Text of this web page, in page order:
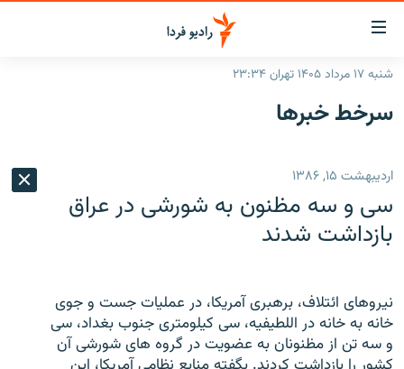
لینک‌های
قابلیت
دسترسی
بازگشت
اصلی
رفتن
صفحه
ایران
انتخاب کنید و بشنوید
پادکست
گزارش‌های تصویری
گزارش‌های ویدئویی
زنان فردا
English
شنبه ۱۷ مرداد ۱۴۰۵ تهران ۲۳:۳۴
سرخط‌ خبرها
اردیبهشت ۱۵, ۱۳۸۶
سی و سه مظنون به شورشی در عراق
بازداشت شدند
نیروهای ائتلاف، برهبری آمریکا، در عملیات جست و جوی
خانه به خانه در اللطیفیه، سی کیلومتری جنوب بغداد، سی
و سه تن از مظنونان به عضویت در گروه های شورشی آن